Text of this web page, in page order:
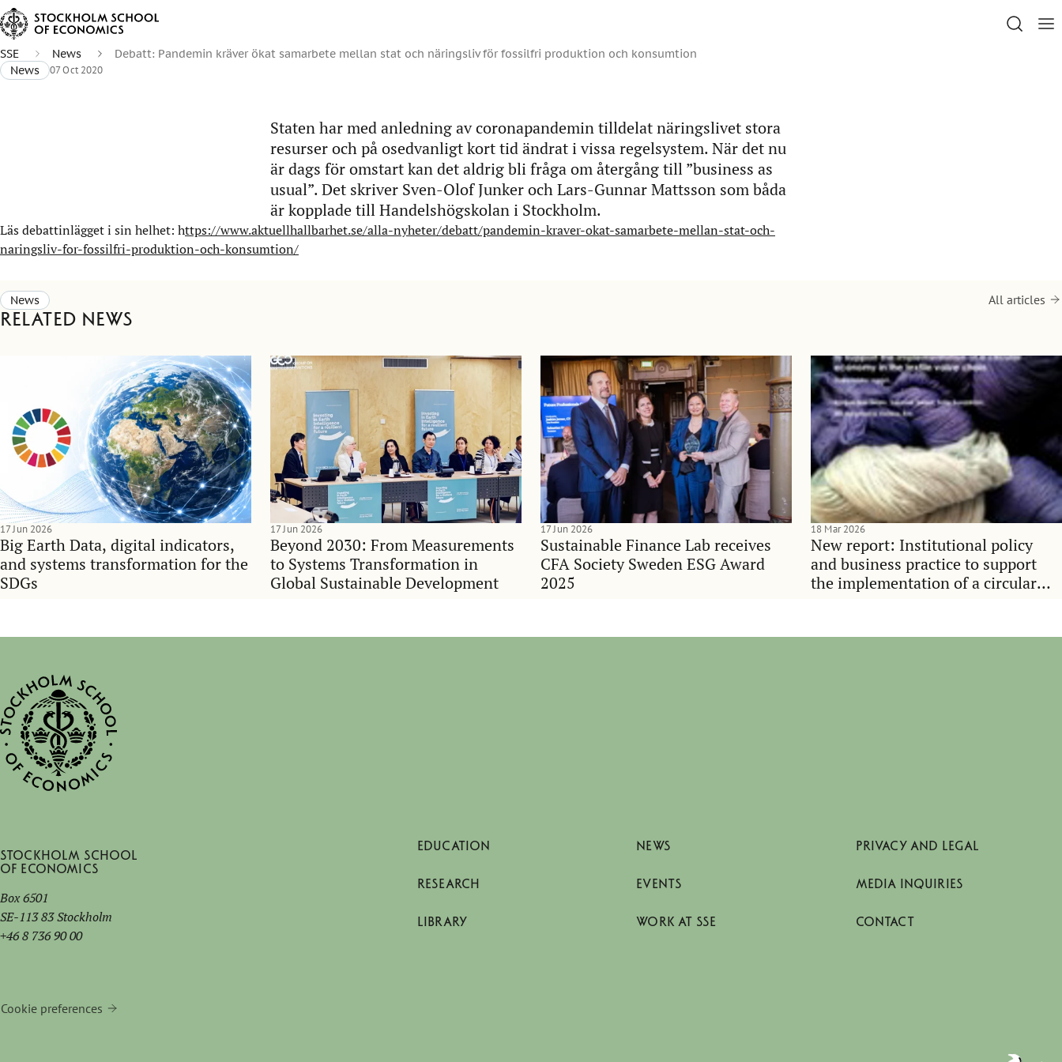
SSE News
Debatt: Pandemin kräver ökat samarbete mellan stat och näringsliv för fossilfri produktion och konsumtion
News
07 Oct 2020
Staten har med anledning av coronapandemin tilldelat näringslivet stora
resurser och på osedvanligt kort tid ändrat i vissa regelsystem. När det nu
är dags för omstart kan det aldrig bli fråga om återgång till ”business as
usual”. Det skriver Sven-Olof Junker och Lars-Gunnar Mattsson som båda
är kopplade till Handelshögskolan i Stockholm.
Läs debattinlägget i sin helhet: https://www.aktuellhallbarhet.se/alla-nyheter/debatt/pandemin-kraver-okat-samarbete-mellan-stat-och-
naringsliv-for-fossilfri-produktion-och-konsumtion/
News
Related news
All articles
Big Earth Data, digital indicators,
and systems transformation for the
SDGs
17 Jun 2026
Beyond 2030: From Measurements
to Systems Transformation in
Global Sustainable Development
17 Jun 2026
Sustainable Finance Lab receives
CFA Society Sweden ESG Award
2025
17 Jun 2026
New report: Institutional policy
and business practice to support
the implementation of a circular
18 Mar 2026
Stockholm School
of Economics
Box 6501
SE-113 83 Stockholm
+46 8 736 90 00
Cookie preferences
EDUCATION
RESEARCH
LIBRARY
NEWS
EVENTS
WORK AT SSE
PRIVACY AND LEGAL
MEDIA INQUIRIES
CONTACT